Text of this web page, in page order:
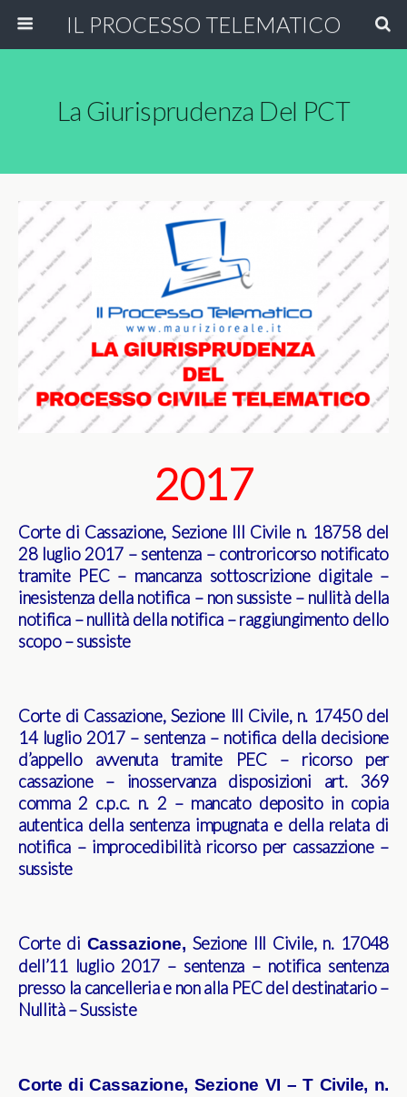
IL PROCESSO TELEMATICO
La Giurisprudenza Del PCT
2017
Corte di Cassazione, Sezione III Civile n. 18758 del
28 luglio 2017 – sentenza – controricorso notificato
tramite PEC – mancanza sottoscrizione digitale –
inesistenza della notifica – non sussiste – nullità della
notifica – nullità della notifica – raggiungimento dello
scopo – sussiste
Corte di Cassazione, Sezione III Civile, n. 17450 del
14 luglio 2017 – sentenza – notifica della decisione
d’appello avvenuta tramite PEC – ricorso per
cassazione – inosservanza disposizioni art. 369
comma 2 c.p.c. n. 2 – mancato deposito in copia
autentica della sentenza impugnata e della relata di
notifica – improcedibilità ricorso per cassazzione –
sussiste
Corte di Cassazione, Sezione III Civile, n. 17048
dell’11 luglio 2017 – sentenza – notifica sentenza
presso la cancelleria e non alla PEC del destinatario –
Nullità – Sussiste
Corte di Cassazione, Sezione VI – T Civile, n.